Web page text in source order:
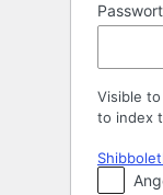
Passwort
Visible
to index